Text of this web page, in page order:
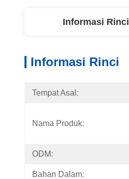
Informasi Rinci
Informasi Rinci
Tempat Asal:
Nama Produk:
ODM:
Bahan Dalam: